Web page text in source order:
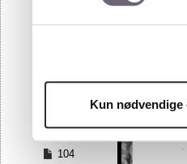
Kun nødvendige
97
100
104